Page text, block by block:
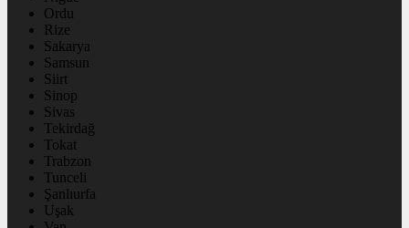
Ordu
Rize
Sakarya
Samsun
Siirt
Sinop
Sivas
Tekirdağ
Tokat
Trabzon
Tunceli
Şanlıurfa
Uşak